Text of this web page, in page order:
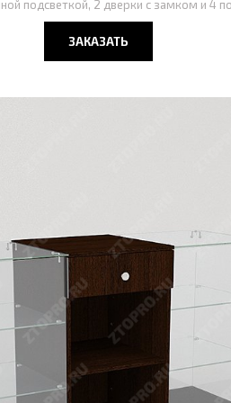
подсветкой, 2 дверки с замком и 4
ЗАКАЗАТЬ